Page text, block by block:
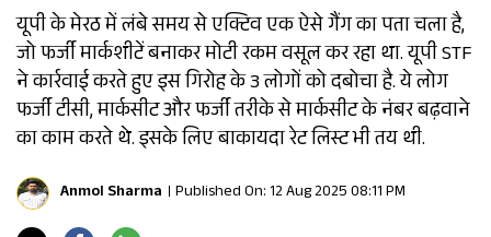
यूपी के मेरठ में लंबे समय से एक्टिव एक ऐसे गैंग का पता चला है,
जो फर्जी मार्कशीटें बनाकर मोटी रकम वसूल कर रहा था. यूपी STF
ने कार्रवाई करते हुए इस गिरोह के 3 लोगों को दबोचा है. ये लोग
फर्जी टीसी, मार्कसीट और फर्जी तरीके से मार्कसीट के नंबर बढ़वाने
का काम करते थे. इसके लिए बाकायदा रेट लिस्ट भी तय थी.
Anmol Sharma Published On: 12 Aug 2025 08:11 PM